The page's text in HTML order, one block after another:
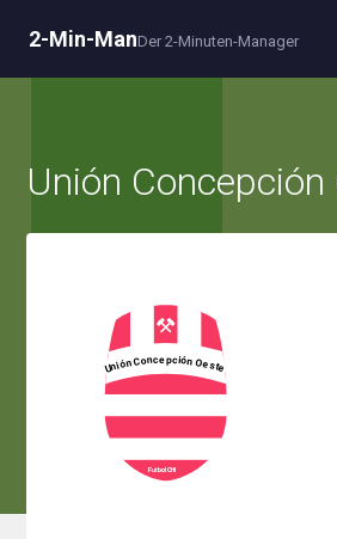
2-Min-ManDer 2-Minuten-Manager
Unión Concepción